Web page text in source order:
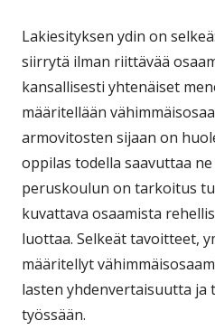
Lakiesityksen ydin on
siirrytä ilman riittävää
kansallisesti yhtenäiset
määritellään
armovitosten sijaan on
oppilas todella saavuttaa
peruskoulun on tarkoitus
kuvattava osaamista
luottaa. Selkeät tavoitteet,
määritellyt
lasten yhdenvertaisuutta ja
työssään.